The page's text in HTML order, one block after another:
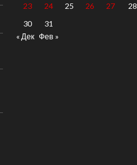
23
24 25 26 27 28
30
31
« Дек Фев »